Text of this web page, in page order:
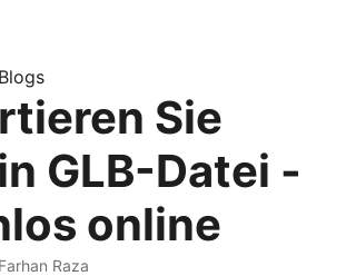
Sie
GLB-Datei -
online
Raza